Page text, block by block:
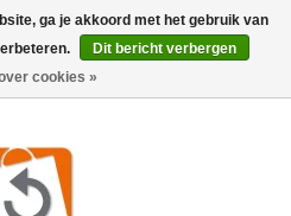
ga je akkoord met het gebruik van
Dit bericht verbergen
cookies »